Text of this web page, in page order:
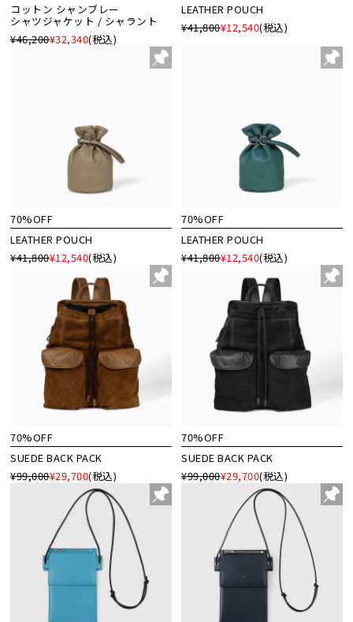
コットン シャンブレー
シャツジャケット / シャラント
¥46,200¥32,340(税込)
LEATHER POUCH
¥41,800¥12,540(税込)
70%OFF
LEATHER POUCH
¥41,800¥12,540(税込)
70%OFF
LEATHER POUCH
¥41,800¥12,540(税込)
70%OFF
SUEDE BACK PACK
¥99,000¥29,700(税込)
70%OFF
SUEDE BACK PACK
¥99,000¥29,700(税込)